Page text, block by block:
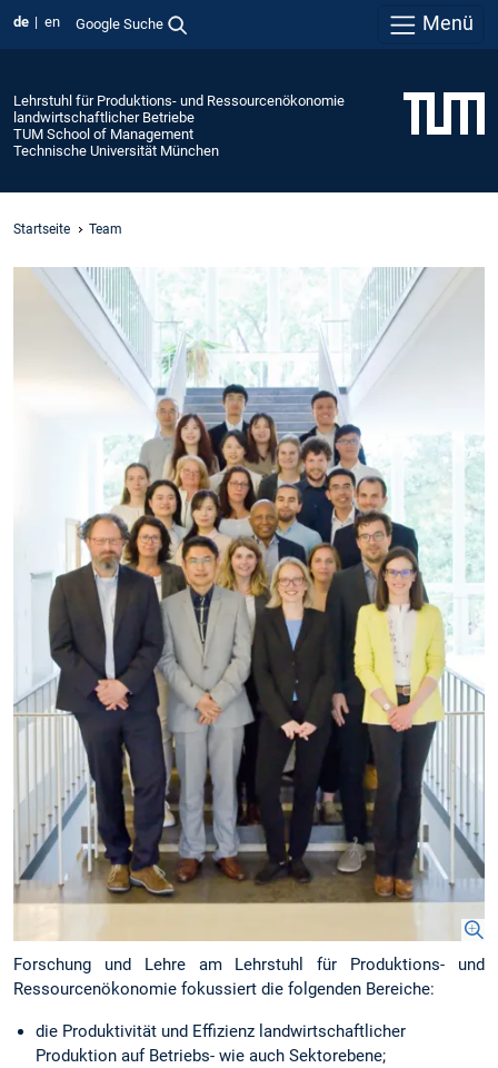
de en Google Suche Menü
Lehrstuhl für Produktions- und Ressourcenökonomie
landwirtschaftlicher Betriebe
TUM School of Management
Technische Universität München
Startseite Team
Forschung und Lehre am Lehrstuhl für Produktions- und
Ressourcenökonomie fokussiert die folgenden Bereiche:
die Produktivität und Effizienz landwirtschaftlicher
Produktion auf Betriebs- wie auch Sektorebene;